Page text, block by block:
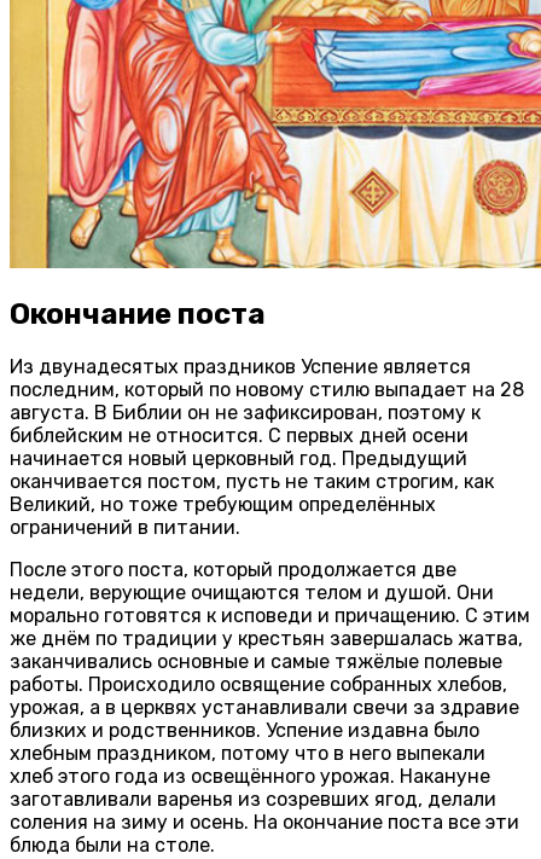
Окончание поста
Из двунадесятых праздников Успение является
последним, который по новому стилю выпадает на 28
августа. В Библии он не зафиксирован, поэтому к
библейским не относится. С первых дней осени
начинается новый церковный год. Предыдущий
оканчивается постом, пусть не таким строгим, как
Великий, но тоже требующим определённых
ограничений в питании.
После этого поста, который продолжается две
недели, верующие очищаются телом и душой. Они
морально готовятся к исповеди и причащению. С этим
же днём по традиции у крестьян завершалась жатва,
заканчивались основные и самые тяжёлые полевые
работы. Происходило освящение собранных хлебов,
урожая, а в церквях устанавливали свечи за здравие
близких и родственников. Успение издавна было
хлебным праздником, потому что в него выпекали
хлеб этого года из освещённого урожая. Накануне
заготавливали варенья из созревших ягод, делали
соления на зиму и осень. На окончание поста все эти
блюда были на столе.